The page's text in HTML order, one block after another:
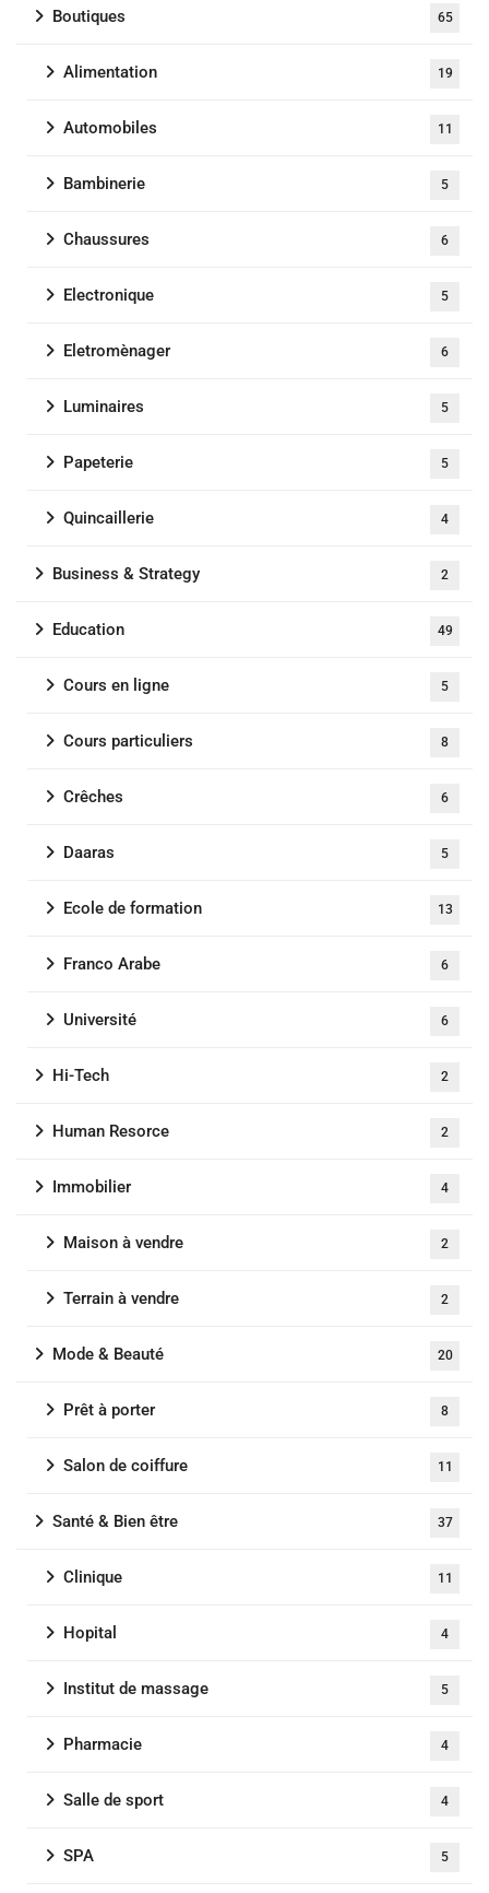
Boutiques 65
Alimentation 19
Automobiles 11
Bambinerie 5
Chaussures 6
Electronique 5
Eletromènager 6
Luminaires 5
Papeterie 5
Quincaillerie 4
Business & Strategy 2
Education 49
Cours en ligne 5
Cours particuliers 8
Crêches 6
Daaras 5
Ecole de formation 13
Franco Arabe 6
Université 6
Hi-Tech 2
Human Resorce 2
Immobilier 4
Maison à vendre 2
Terrain à vendre 2
Mode & Beauté 20
Prêt à porter 8
Salon de coiffure 11
Santé & Bien être 37
Clinique 11
Hopital 4
Institut de massage 5
Pharmacie 4
Salle de sport 4
SPA 5